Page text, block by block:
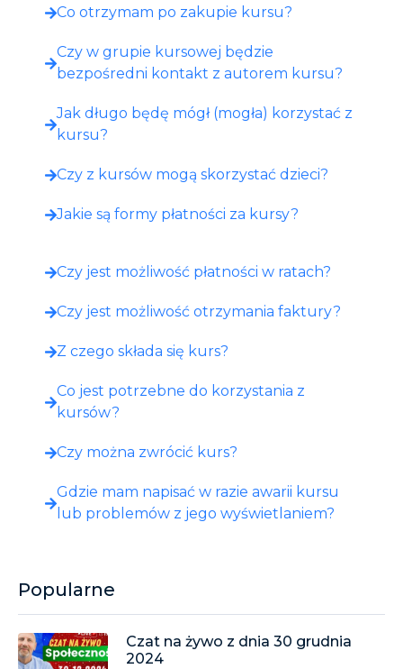
Co otrzymam po zakupie kursu?​
Czy w grupie kursowej będzie
bezpośredni kontakt z autorem kursu?
Jak długo będę mógł (mogła) korzystać z
kursu?
Czy z kursów mogą skorzystać dzieci?
Jakie są formy płatności za kursy?
Czy jest możliwość płatności w ratach?
Czy jest możliwość otrzymania faktury?
Z czego składa się kurs?
Co jest potrzebne do korzystania z
kursów?
Czy można zwrócić kurs?
Gdzie mam napisać w razie awarii kursu
lub problemów z jego wyświetlaniem?
Popularne
Czat na żywo z dnia 30 grudnia
2024